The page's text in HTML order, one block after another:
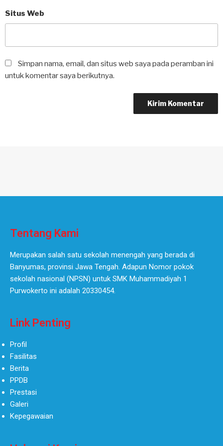
Situs Web
Simpan nama, email, dan situs web saya pada peramban ini
untuk komentar saya berikutnya.
Tentang Kami
Merupakan salah satu sekolah menengah yang berada di
Banyumas, provinsi Jawa Tengah. Adapun Nomor pokok
sekolah nasional (NPSN) untuk SMK Muhammadiyah 1
Purwokerto ini adalah 20330454.
Link Penting
Profil
Fasilitas
Berita
PPDB
Prestasi
Galeri
Kepegawaian